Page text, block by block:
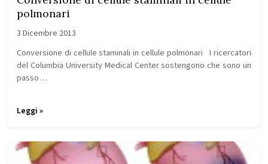
polmonari
3 Dicembre 2013
Conversione di cellule staminali in cellule polmonari I ricercatori
del Columbia University Medical Center sostengono che sono un
passo…
Leggi »